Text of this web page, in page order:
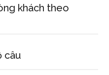
khách theo
câu